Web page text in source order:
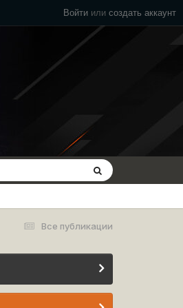
Войти или создать аккаунт
Все публикации